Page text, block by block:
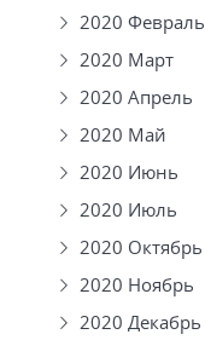
2020 Февраль
2020 Март
2020 Апрель
2020 Май
2020 Июнь
2020 Июль
2020 Октябрь
2020 Ноябрь
2020 Декабрь